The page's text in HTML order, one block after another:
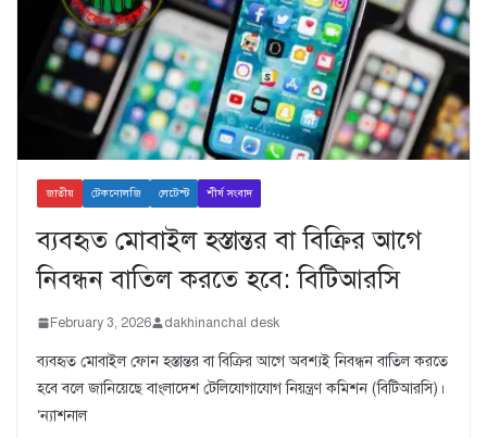
জাতীয় টেকনোলজি লেটেস্ট শীর্ষ সংবাদ
ব্যবহৃত মোবাইল হস্তান্তর বা বিক্রির আগে
নিবন্ধন বাতিল করতে হবে: বিটিআরসি
February 3, 2026 dakhinanchal desk
ব্যবহৃত মোবাইল ফোন হস্তান্তর বা বিক্রির আগে অবশ্যই নিবন্ধন বাতিল করতে
হবে বলে জানিয়েছে বাংলাদেশ টেলিযোগাযোগ নিয়ন্ত্রণ কমিশন (বিটিআরসি)।
‘ন্যাশনাল